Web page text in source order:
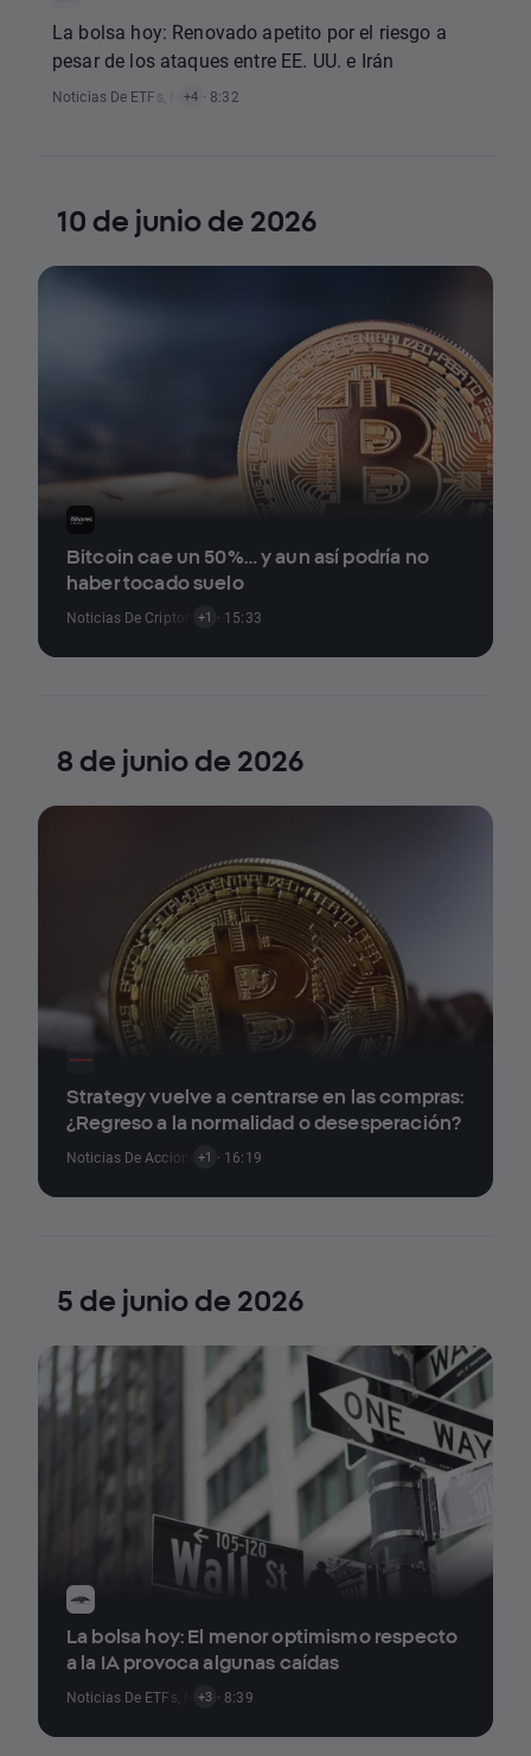
La bolsa hoy: Renovado apetito por el riesgo a
pesar de los ataques entre EE. UU. e Irán
Noticias De ETFs Noticias De Criptomonedas
+4 · 8:32
10 de junio de 2026
Bitcoin cae un 50%… y aun así podría no
haber tocado suelo
Noticias De Criptomonedas
+1 · 15:33
8 de junio de 2026
Strategy vuelve a centrarse en las compras:
¿Regreso a la normalidad o desesperación?
Noticias De Acciones, Noticias De Criptomonedas
+1 · 16:19
5 de junio de 2026
La bolsa hoy: El menor optimismo respecto
a la IA provoca algunas caídas
Noticias De ETFs Noticias De Criptomonedas
+3 · 8:39